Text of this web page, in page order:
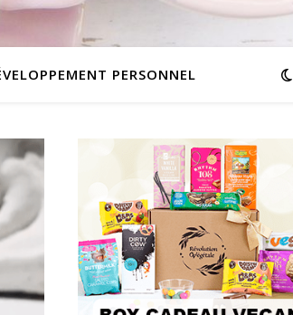
PERSONNEL